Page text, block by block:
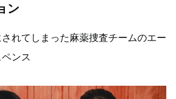
ン
れてしまった麻薬捜査チームのエー
ンス